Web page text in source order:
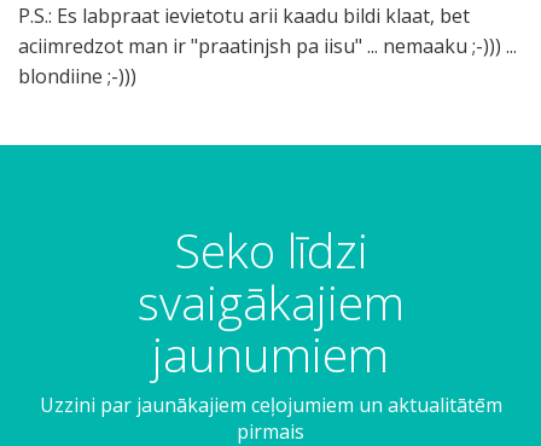
P.S.: Es labpraat ievietotu arii kaadu bildi klaat, bet
aciimredzot man ir "praatinjsh pa iisu" ... nemaaku ;-))) ...
blondiine ;-)))
Seko līdzi
svaigākajiem
jaunumiem
Uzzini par jaunākajiem ceļojumiem un aktualitātēm
pirmais